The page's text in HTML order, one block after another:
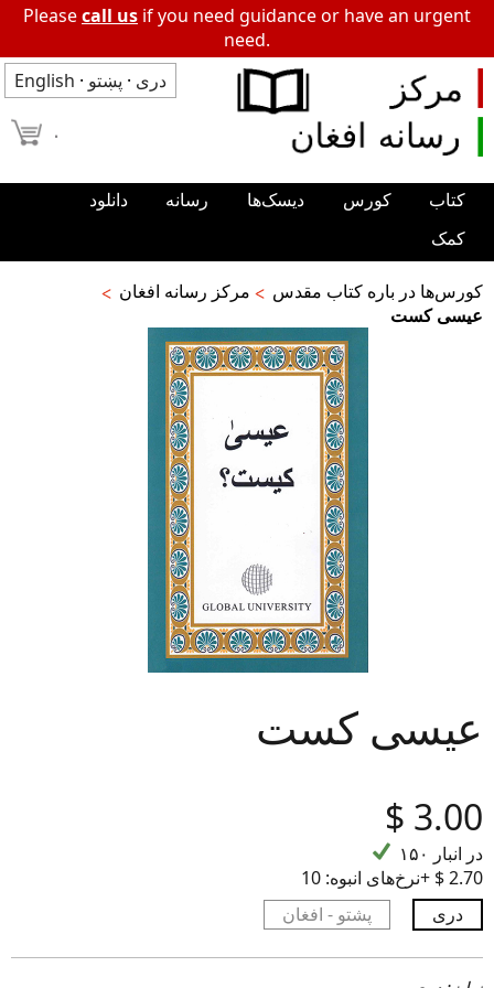
Pleasecall us if you need guidance or have an urgent
need.
English · دری · پښتو
۰
کتاب کورس دیسک‌ها رسانه
دانلود
کمک
مرکز رسانه افغان
کورس‌ها در باره کتاب مقدس
عیسی کست
عیسی کست
‎$ 3.00
۱۵۰ در انبار
نرخ‌های انبوه:10+ ‎$ 2.70
پشتو - افغان
دری